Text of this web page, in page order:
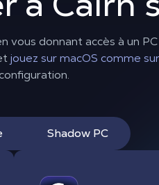
vous donnant accès à un
jouez sur macOS comme
Shadow PC